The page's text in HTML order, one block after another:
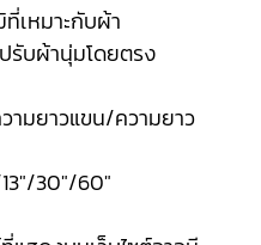
เหมาะกับผ้า
รับผ้านุ่มโดยตรง
มยาวแขน/ความยาว
30"/60"